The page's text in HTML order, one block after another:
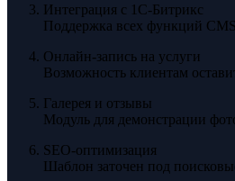
Интеграция с 1С-Битрикс
Поддержка всех функций
Онлайн-запись на услуги
Возможность клиентам
Галерея и отзывы
Модуль для демонстрации
SEO-оптимизация
Шаблон заточен под